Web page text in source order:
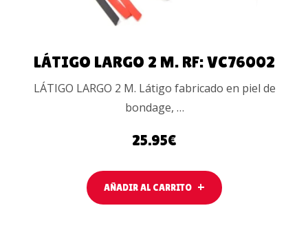
LÁTIGO LARGO 2 M. RF: VC76002
LÁTIGO LARGO 2 M. Látigo fabricado en piel de
bondage, …
25.95€
AÑADIR AL CARRITO